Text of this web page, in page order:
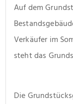
Auf dem
Verkäufer im
steht das
Die